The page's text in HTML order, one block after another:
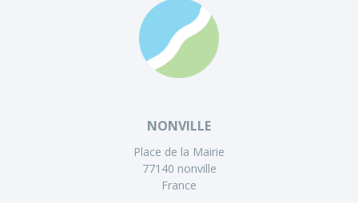
NONVILLE
Place de la Mairie
77140 nonville
France